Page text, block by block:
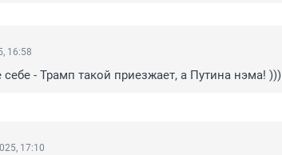
16:58
себе - Трамп такой приезжает, а Путина нэма! )))
17:10